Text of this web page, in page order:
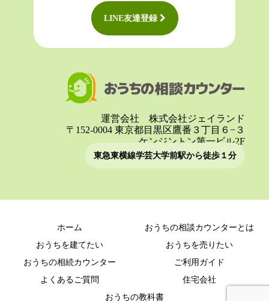
LINE友達登録
運営会社 株式会社ジェイランド
〒152-0004 東京都目黒区鷹番３丁目６−３
ケンジントン第一ビル2F
東急東横線学芸大学前駅から徒歩１分
ホーム
おうちの相談カウンターとは
おうちを建てたい
おうちを売りたい
おうちの相続カウンター
ご利用ガイド
よくあるご質問
住宅会社
おうちの教科書